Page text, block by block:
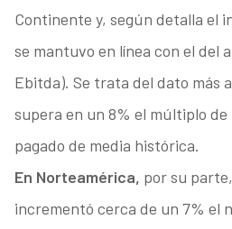
Continente y, según detalla el
se mantuvo en línea con el del
Ebitda). Se trata del dato más
supera en un 8% el múltiplo de
pagado de media histórica.
En Norteamérica, por su
incrementó cerca de un 7% el